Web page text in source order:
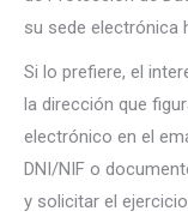
su sede electrónica
Si lo prefiere, el
la dirección que
electrónico en el
DNI/NIF o
y solicitar el